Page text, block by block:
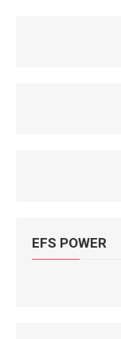
EFS POWER